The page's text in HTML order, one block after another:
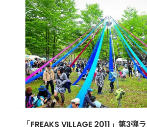
「FREAKS VILLAGE 2011」第3弾